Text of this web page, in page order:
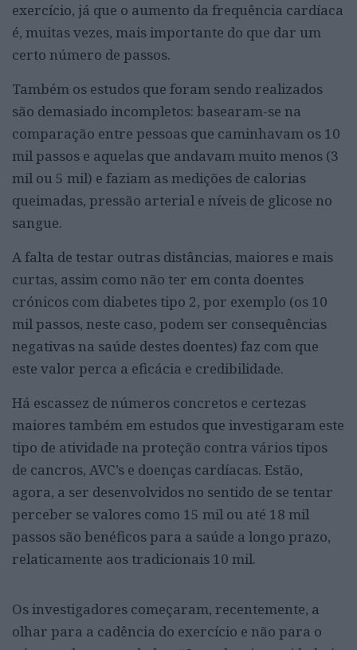
exercício, já que o aumento da frequência cardíaca
é, muitas vezes, mais importante do que dar um
certo número de passos.
Também os estudos que foram sendo realizados
são demasiado incompletos: basearam-se na
comparação entre pessoas que caminhavam os 10
mil passos e aquelas que andavam muito menos (3
mil ou 5 mil) e faziam as medições de calorias
queimadas, pressão arterial e níveis de glicose no
sangue.
A falta de testar outras distâncias, maiores e mais
curtas, assim como não ter em conta doentes
crónicos com diabetes tipo 2, por exemplo (os 10
mil passos, neste caso, podem ser consequências
negativas na saúde destes doentes) faz com que
este valor perca a eficácia e credibilidade.
Há escassez de números concretos e certezas
maiores também em estudos que investigaram este
tipo de atividade na proteção contra vários tipos
de cancros, AVC’s e doenças cardíacas. Estão,
agora, a ser desenvolvidos no sentido de se tentar
perceber se valores como 15 mil ou até 18 mil
passos são benéficos para a saúde a longo prazo,
relaticamente aos tradicionais 10 mil.
Os investigadores começaram, recentemente, a
olhar para a cadência do exercício e não para o